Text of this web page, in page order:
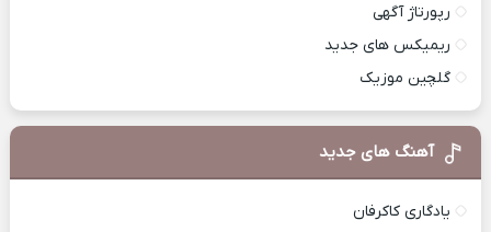
رپورتاژ آگهی
ریمیکس های جدید
گلچین موزیک
آهنگ های جدید
یادگاری کاکرفان